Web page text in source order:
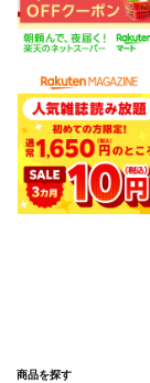
商品を探す